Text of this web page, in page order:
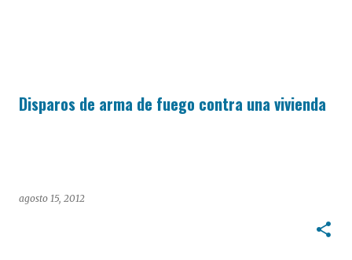
Disparos de arma de fuego contra una vivienda
agosto 15, 2012